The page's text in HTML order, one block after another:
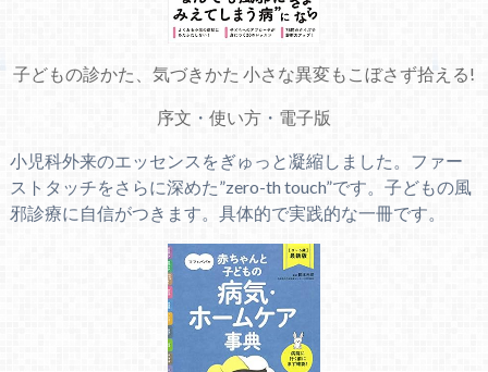
子どもの診かた、気づきかた 小さな異変もこぼさず拾える!
序文 ・ 使い方・ 電子版
小児科外来のエッセンスをぎゅっと凝縮しました。ファー
ストタッチをさらに深めた”zero-th touch”です。子どもの風
邪診療に自信がつきます。具体的で実践的な一冊です。